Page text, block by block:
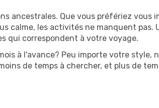
ancestrales. Que vous préfériez vous
calme, les activités ne manquent pas.
qui correspondent à votre voyage.
à l'avance? Peu importe votre style,
de temps à chercher, et plus de